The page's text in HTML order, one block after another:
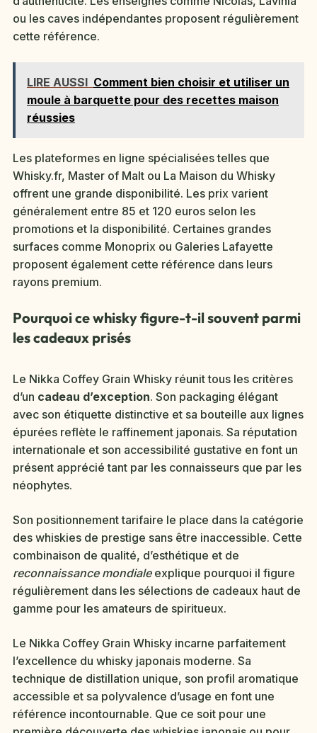
ou les caves indépendantes proposent régulièrement
cette référence.
LIRE AUSSI Comment bien choisir et utiliser un
moule à barquette pour des recettes maison
réussies
Les plateformes en ligne spécialisées telles que
Whisky.fr, Master of Malt ou La Maison du Whisky
offrent une grande disponibilité. Les prix varient
généralement entre 85 et 120 euros selon les
promotions et la disponibilité. Certaines grandes
surfaces comme Monoprix ou Galeries Lafayette
proposent également cette référence dans leurs
rayons premium.
Pourquoi ce whisky figure-t-il souvent parmi
les cadeaux prisés
Le Nikka Coffey Grain Whisky réunit tous les critères
d’un cadeau d’exception. Son packaging élégant
avec son étiquette distinctive et sa bouteille aux lignes
épurées reflète le raffinement japonais. Sa réputation
internationale et son accessibilité gustative en font un
présent apprécié tant par les connaisseurs que par les
néophytes.
Son positionnement tarifaire le place dans la catégorie
des whiskies de prestige sans être inaccessible. Cette
combinaison de qualité, d’esthétique et de
reconnaissance mondialeexplique pourquoi il figure
régulièrement dans les sélections de cadeaux haut de
gamme pour les amateurs de spiritueux.
Le Nikka Coffey Grain Whisky incarne parfaitement
l’excellence du whisky japonais moderne. Sa
technique de distillation unique, son profil aromatique
accessible et sa polyvalence d’usage en font une
référence incontournable. Que ce soit pour une